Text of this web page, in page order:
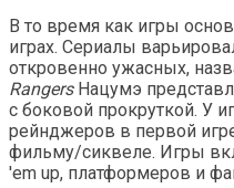
В то время как игры
играх. Сериалы
откровенно ужасных,
RangersНацумэ
с боковой прокруткой. У
рейнджеров в первой
фильму/сиквеле. Игры
'em up, платформеров и